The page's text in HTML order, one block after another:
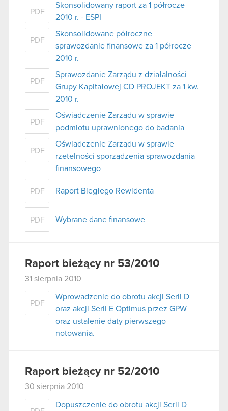
PDF
Skonsolidowany raport za 1 półrocze
2010 r. - ESPI
PDF
Skonsolidowane półroczne
sprawozdanie finansowe za 1 półrocze
2010 r.
PDF
Sprawozdanie Zarządu z działalności
Grupy Kapitałowej CD PROJEKT za 1 kw.
2010 r.
PDF
Oświadczenie Zarządu w sprawie
podmiotu uprawnionego do badania
PDF
Oświadczenie Zarządu w sprawie
rzetelności sporządzenia sprawozdania
finansowego
PDF Raport Biegłego Rewidenta
PDF Wybrane dane finansowe
Raport bieżący nr 53/2010
31 sierpnia 2010
PDF
Wprowadzenie do obrotu akcji Serii D
oraz akcji Serii E Optimus przez GPW
oraz ustalenie daty pierwszego
notowania.
Raport bieżący nr 52/2010
30 sierpnia 2010
Dopuszczenie do obrotu akcji Serii D